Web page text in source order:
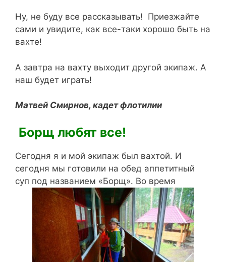
Ну, не буду все рассказывать! Приезжайте
сами и увидите, как все-таки хорошо быть на
вахте!
А завтра на вахту выходит другой экипаж. А
наш будет играть!
Матвей Смирнов, кадет флотилии
Борщ любят все!
Сегодня я и мой экипаж был вахтой. И
сегодня мы готовили на обед аппетитный
суп под названием «Борщ». Во время